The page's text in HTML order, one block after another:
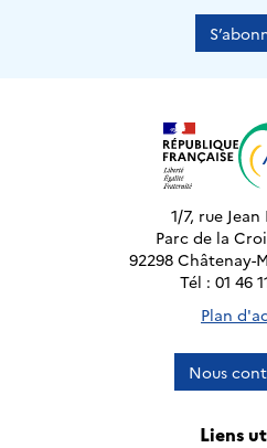
1/7, rue
Parc de la
92298 Châtenay-
Tél : 01 46
Plan
Nous
Liens